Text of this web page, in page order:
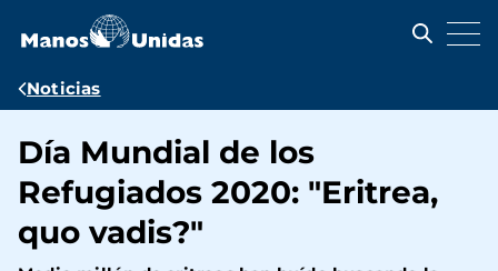
contenido
Ruta
navegación
Noticias
Día Mundial de los
Refugiados 2020: "Eritrea,
quo vadis?"